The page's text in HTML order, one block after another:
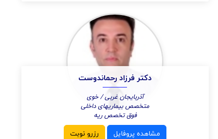
دکتر فرزاد رحماندوست
آذربایجان غربی / خوی
متخصص بیماریهای داخلی
فوق تخصص ریه
مشاهده پروفایل رزرو نوبت